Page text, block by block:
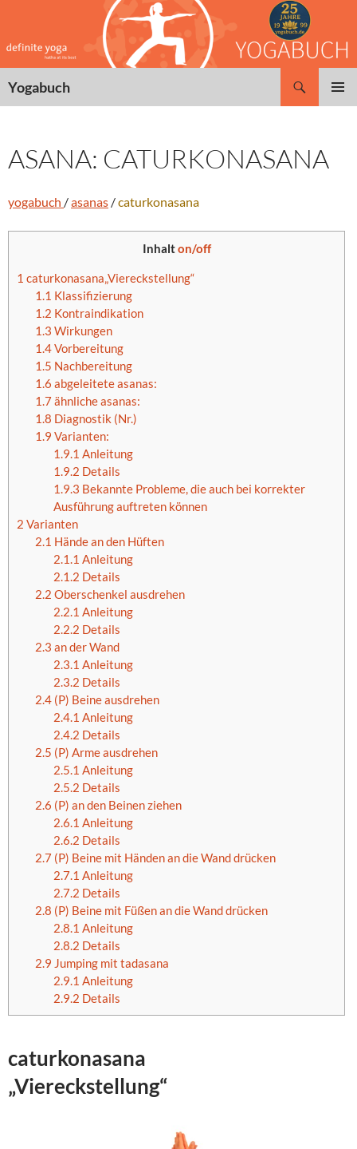
springen
Yogabuch
ASANA: CATURKONASANA
yogabuch /asanas /caturkonasana
Inhalton/off
1 caturkonasana„Viereckstellung“
1.1 Klassifizierung
1.2 Kontraindikation
1.3 Wirkungen
1.4Vorbereitung
1.5 Nachbereitung
1.6 abgeleitete asanas:
1.7ähnliche asanas:
1.8 Diagnostik (Nr.)
1.9 Varianten:
1.9.1 Anleitung
1.9.2 Details
1.9.3 Bekannte Probleme, die auch bei korrekter
Ausführung auftreten können
2 Varianten
2.1 Hände an den Hüften
2.1.1 Anleitung
2.1.2 Details
2.2 Oberschenkel ausdrehen
2.2.1 Anleitung
2.2.2 Details
2.3 an der Wand
2.3.1 Anleitung
2.3.2 Details
2.4(P) Beine ausdrehen
2.4.1 Anleitung
2.4.2 Details
2.5 (P) Arme ausdrehen
2.5.1 Anleitung
2.5.2 Details
2.6 (P) an den Beinen ziehen
2.6.1 Anleitung
2.6.2 Details
2.7(P) Beine mit Händen an die Wand drücken
2.7.1 Anleitung
2.7.2 Details
2.8 (P) Beine mit Füßen an die Wand drücken
2.8.1 Anleitung
2.8.2 Details
2.9 Jumping mit tadasana
2.9.1 Anleitung
2.9.2 Details
caturkonasana
„Viereckstellung“